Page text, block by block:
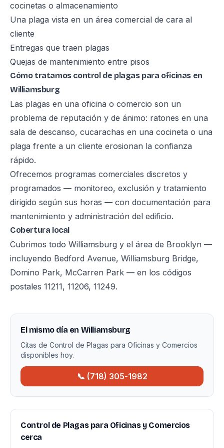
cocinetas o almacenamiento
Una plaga vista en un área comercial de cara al
cliente
Entregas que traen plagas
Quejas de mantenimiento entre pisos
Cómo tratamos control de plagas para oficinas en
Williamsburg
Las plagas en una oficina o comercio son un
problema de reputación y de ánimo: ratones en una
sala de descanso, cucarachas en una cocineta o una
plaga frente a un cliente erosionan la confianza
rápido.
Ofrecemos programas comerciales discretos y
programados — monitoreo, exclusión y tratamiento
dirigido según sus horas — con documentación para
mantenimiento y administración del edificio.
Cobertura local
Cubrimos todo Williamsburg y el área de Brooklyn —
incluyendo Bedford Avenue, Williamsburg Bridge,
Domino Park, McCarren Park — en los códigos
postales 11211, 11206, 11249.
El mismo día en Williamsburg
Citas de Control de Plagas para Oficinas y Comercios
disponibles hoy.
📞 (718) 305-1982
Control de Plagas para Oficinas y Comercios
cerca